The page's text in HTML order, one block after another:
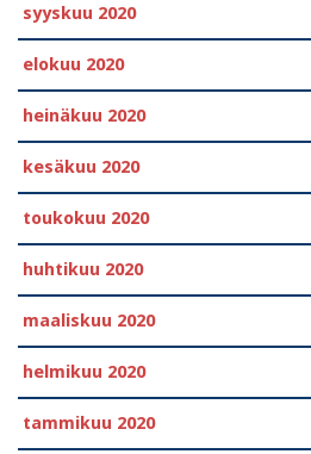
syyskuu 2020
elokuu 2020
heinäkuu 2020
kesäkuu 2020
toukokuu 2020
huhtikuu 2020
maaliskuu 2020
helmikuu 2020
tammikuu 2020